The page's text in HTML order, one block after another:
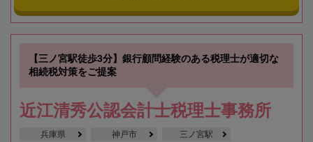
【三ノ宮駅徒歩3分】銀行顧問経験のある税理士が適切な
相続税対策をご提案
近江清秀公認会計士税理士事務所
兵庫県 神戸市 三ノ宮駅